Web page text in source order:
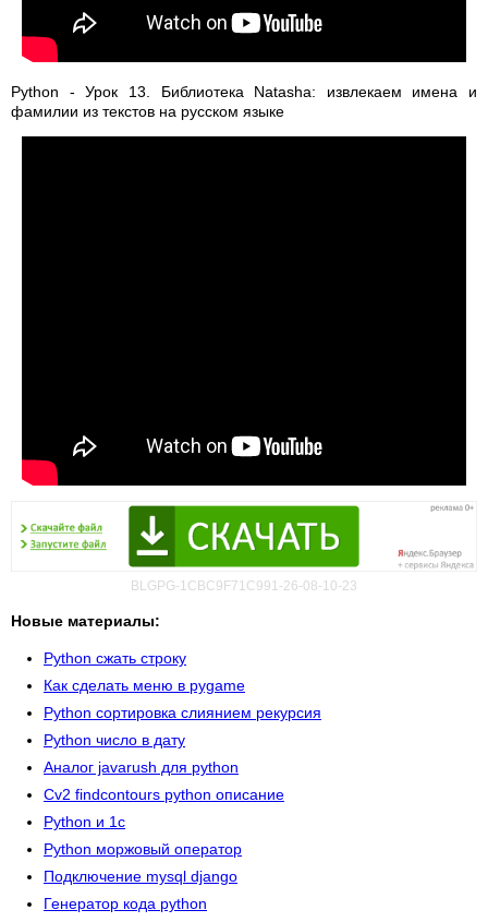
Python - Урок 13. Библиотека Natasha: извлекаем имена и
фамилии из текстов на русском языке
BLGPG-1CBC9F71C991-26-08-10-23
Новые материалы:
Python сжать строку
Как сделать меню в pygame
Python сортировка слиянием рекурсия
Python число в дату
Аналог javarush для python
Cv2 findcontours python описание
Python и 1с
Python моржовый оператор
Подключение mysql django
Генератор кода python